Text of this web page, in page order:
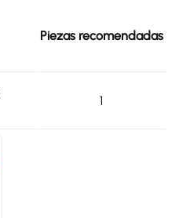
Piezas recomendadas
1